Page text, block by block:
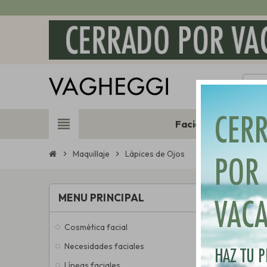
view_headline Facial Corporal
chevron_right Maquillaje chevron_right Lápices de Ojos
MENU PRINCIPAL
Cosmética facial
Necesidades faciales
Hay 3